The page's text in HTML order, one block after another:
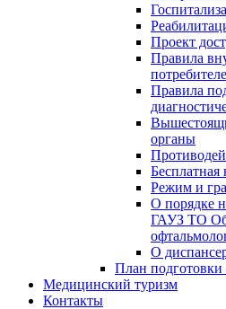
Проект
Правила
Правила
органы
Режим и
О порядке
ГАУЗ ТО
О
План подготовки
Медицинский туризм
Контакты